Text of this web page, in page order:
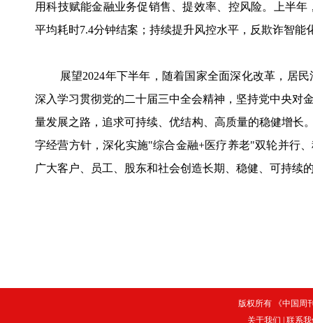
用科技赋能金融业务促销售、提效率、控风险。上半
平均耗时7.4分钟结案；持续提升风控水平，反欺诈智
展望2024年下半年，随着国家全面深化改革，居
深入学习贯彻党的二十届三中全会精神，坚持党中央对
量发展之路，追求可持续、优结构、高质量的稳健增
字经营方针，深化实施"综合金融+医疗养老"双轮并行
广大客户、员工、股东和社会创造长期、稳健、可持续
版权所有 《中国周
关于我们
联系